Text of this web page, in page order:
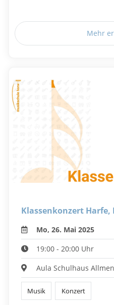
Mehr
Klassenkonzert
Mo, 26. Mai 2025
19:00 - 20:00 Uhr
Aula Schulhaus
Musik Konzert